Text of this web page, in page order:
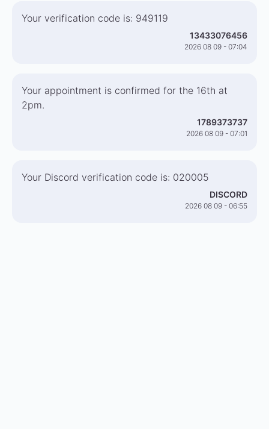
Your verification code is: 949119
13433076456
2026 08 09 - 07:04
Your appointment is confirmed for the 16th at
2pm.
1789373737
2026 08 09 - 07:01
Your Discord verification code is: 020005
DISCORD
2026 08 09 - 06:55